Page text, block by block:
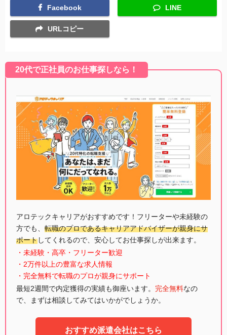
Facebook LINE
URLコピー
20代で正社員のお仕事探しなら！
アロテックキャリアがおすすめです！フリーターや未経験の
方でも、 転職のプロであるキャリアアドバイザーが親身にサ
ポートしてくれるので、安心してお仕事探しが出来ます。
・未経験・高卒・フリーター歓迎
・2万件以上の豊富な求人情報
・完全無料で転職のプロが親身にサポート
最短2週間で内定獲得の実績も御座います。 完全無料なの
で、まずは相談してみてはいかがでしょうか。
おすすめ派遣会社はこちら